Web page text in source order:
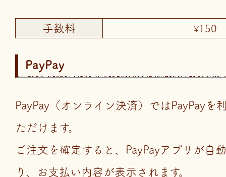
手数料 ¥150
PayPay
PayPay（オンライン決済）ではPayPayを
ただけます。
ご注文を確定すると、PayPayアプリが自
り、お支払い内容が表示されます。